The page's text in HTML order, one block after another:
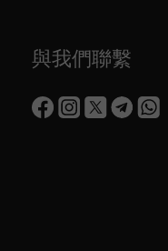
與我們聯繫